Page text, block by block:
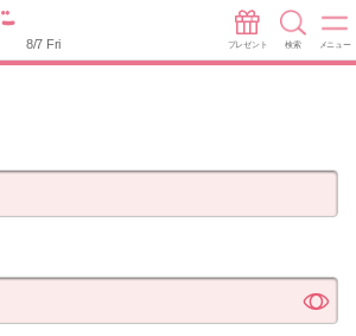
8/7 Fri プレゼント 検索 メニュー